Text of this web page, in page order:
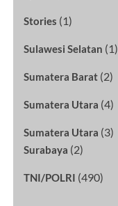
Stories (1)
Sulawesi Selatan (1)
Sumatera Barat(2)
Sumatera Utara (4)
Sumatera Utara (3)
Surabaya (2)
TNI/POLRI (490)